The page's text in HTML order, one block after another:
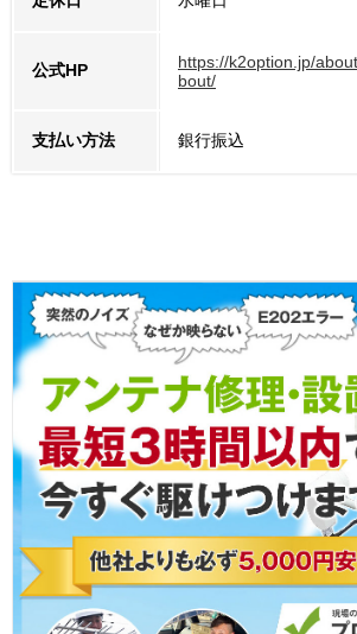
公式HP
https://k2option.jp/
bout/
支払い方法 銀行振込